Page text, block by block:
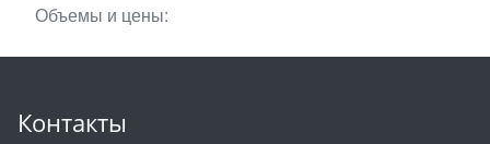
Объемы и цены:
Контакты